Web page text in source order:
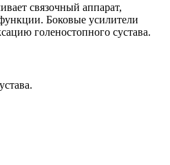
связочный аппарат,
Боковые усилители
голеностопного сустава.